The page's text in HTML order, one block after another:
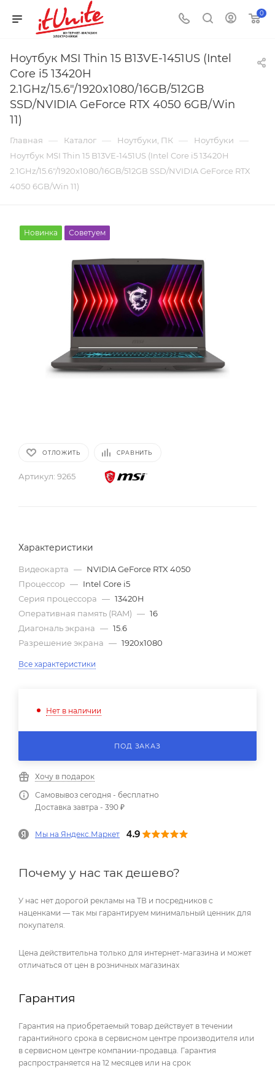
0
Ноутбук MSI Thin 15 B13VE-1451US (Intel
Core i5 13420H
2.1GHz/15.6"/1920x1080/16GB/512GB
SSD/NVIDIA GeForce RTX 4050 6GB/Win
11)
Главная — Каталог — Ноутбуки, ПК — Ноутбуки —
Ноутбук MSI Thin 15 B13VE-1451US (Intel Core i5 13420H
2.1GHz/15.6"/1920x1080/16GB/512GB SSD/NVIDIA GeForce RTX
4050 6GB/Win 11)
Новинка Советуем
ОТЛОЖИТЬ СРАВНИТЬ
Артикул: 9265
Характеристики
Видеокарта — NVIDIA GeForce RTX 4050
Процессор — Intel Core i5
Серия процессора — 13420H
Оперативная память (RAM) — 16
Диагональ экрана — 15.6
Разрешение экрана — 1920x1080
Все характеристики
Нет в наличии
ПОД ЗАКАЗ
Хочу в подарок
Самовывоз сегодня - бесплатно
Доставка завтра - 390 ₽
Мы на Яндекс.Маркет
Почему у нас так дешево?
У нас нет дорогой рекламы на ТВ и посредников с
наценками — так мы гарантируем минимальный ценник для
покупателя.
Цена действительна только для интернет-магазина и может
отличаться от цен в розничных магазинах
Гарантия
Гарантия на приобретаемый товар действует в течении
гарантийного срока в сервисном центре производителя или
в сервисном центре компании-продавца. Гарантия
распространяется на 12 месяцев или на срок